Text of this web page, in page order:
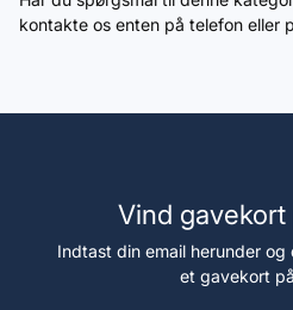
kontakte os enten på telefon eller
Vind
Indtast din email herunder
et gavekort